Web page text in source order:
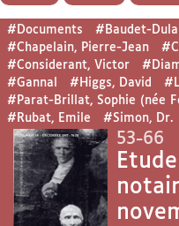
#Documents
#Baudet-
#Chapelain, Pierre-Jean
#Considerant, Victor
#Gannal
#Higgs, David
#Parat-Brillat, Sophie (née
#Rubat, Emile
#Simon, Dr.
53-66